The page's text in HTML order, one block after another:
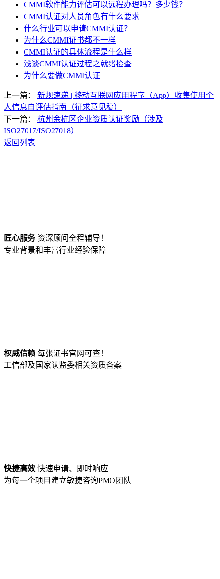
CMMI软件能力评估可以远程办理吗？多少钱？
CMMI认证对人员角色有什么要求
什么行业可以申请CMMI认证？
为什么CMMI证书都不一样
CMMI认证的具体流程是什么样
浅谈CMMI认证过程之就绪检查
为什么要做CMMI认证
上一篇： 新规速递 | 移动互联网应用程序（App）收集使用个
人信息自评估指南（征求意见稿）
下一篇： 杭州余杭区企业资质认证奖励（涉及
ISO27017/ISO27018）
返回列表
匠心服务资深顾问全程辅导！
专业背景和丰富行业经验保障
权威信赖 每张证书官网可查！
工信部及国家认监委相关资质备案
快捷高效 快速申请、即时响应！
为每一个项目建立敏捷咨询PMO团队